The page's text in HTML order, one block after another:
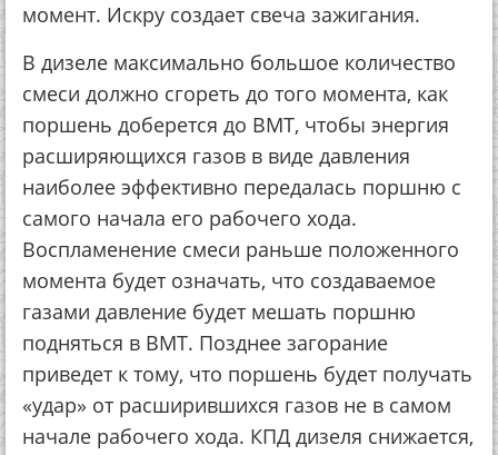
момент. Искру создает свеча зажигания.
В дизеле максимально большое количество
смеси должно сгореть до того момента, как
поршень доберется до ВМТ, чтобы энергия
расширяющихся газов в виде давления
наиболее эффективно передалась поршню с
самого начала его рабочего хода.
Воспламенение смеси раньше положенного
момента будет означать, что создаваемое
газами давление будет мешать поршню
подняться в ВМТ. Позднее загорание
приведет к тому, что поршень будет получать
«удар» от расширившихся газов не в самом
начале рабочего хода. КПД дизеля снижается,